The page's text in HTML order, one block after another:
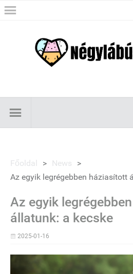
Főoldal > News
>
Az egyik legrégebben háziasított
Az egyik
állatunk: a kecske
2025-01-16